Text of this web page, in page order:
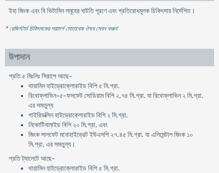
ইহা জিংক এবং বি ভিটামিন সমূহের ঘাটতি পূরণে এবং প্রতিরোধমূলক চিকিৎসায় নির্দেশিত।
* রেজিস্টার্ড চিকিৎসকের পরামর্শ মোতাবেক ঔষধ সেবন করুন'
উপাদান
প্রতি ৫ মিঃলিঃ সিরাপে আছে-
থায়ামিন হাইড্রোক্লোরাইড বিপি ৫ মি.গ্রা.
রিবোফ্লাভিন-৫-ফসফেট সোডিয়াম বিপি ২.৭৪ মি.গ্রা. যা রিবোফ্লাভিন ২ মি.গ্রা.
এর সমতুল্য
পাইরিডক্সিন হাইড্রোক্লোরাইড বিপি ২ মি.গ্রা.
নিকোটিনামাইড বিপি ২০ মি.গ্রা. এবং
জিংক সালফেট মনোহাইড্রেট ইউএসপি ২৭.৪৫ মি.গ্রা. যা এলিমেন্টাল জিংক ১০
মি.গ্রা. এর সমতুল্য।
প্রতি ট্যালেটে আছে-
থায়ামিন হাইড্রোক্লোরাইড বিপি ৫ মি.গ্রা.